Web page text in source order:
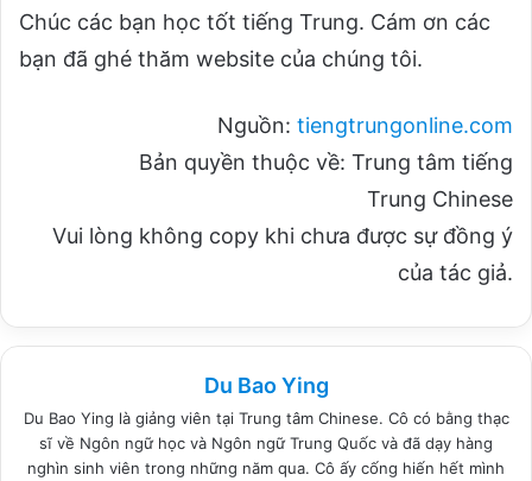
Chúc các bạn học tốt tiếng Trung. Cám ơn các
bạn đã ghé thăm website của chúng tôi.
Nguồn: tiengtrungonline.com
Bản quyền thuộc về: Trung tâm tiếng
Trung Chinese
Vui lòng không copy khi chưa được sự đồng ý
của tác giả.
Du Bao Ying
Du Bao Ying là giảng viên tại Trung tâm Chinese. Cô có bằng thạc
sĩ về Ngôn ngữ học và Ngôn ngữ Trung Quốc và đã dạy hàng
nghìn sinh viên trong những năm qua. Cô ấy cống hiến hết mình